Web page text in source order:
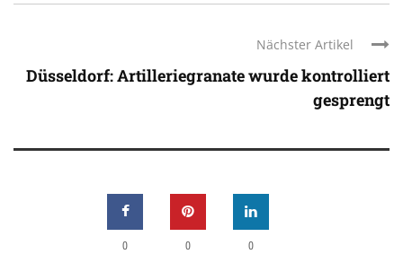
Nächster Artikel
Düsseldorf: Artilleriegranate wurde kontrolliert
gesprengt
0 0 0